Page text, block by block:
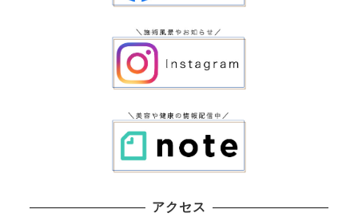
アクセス